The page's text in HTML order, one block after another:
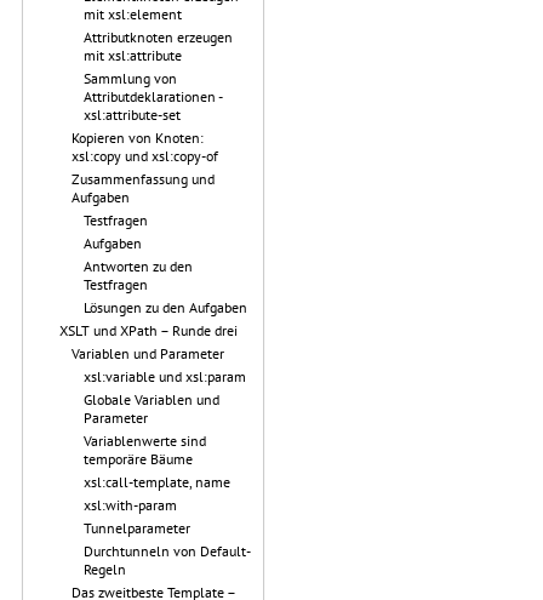
mit xsl:element
Attributknoten erzeugen
mit xsl:attribute
Sammlung von
Attributdeklarationen -
xsl:attribute-set
Kopieren von Knoten:
xsl:copy und xsl:copy-of
Zusammenfassung und
Aufgaben
Testfragen
Aufgaben
Antworten zu den
Testfragen
Lösungen zu den Aufgaben
XSLT und XPath – Runde drei
Variablen und Parameter
xsl:variable und xsl:param
Globale Variablen und
Parameter
Variablenwerte sind
temporäre Bäume
xsl:call-template, name
xsl:with-param
Tunnelparameter
Durchtunneln von Default-
Regeln
Das zweitbeste Template –